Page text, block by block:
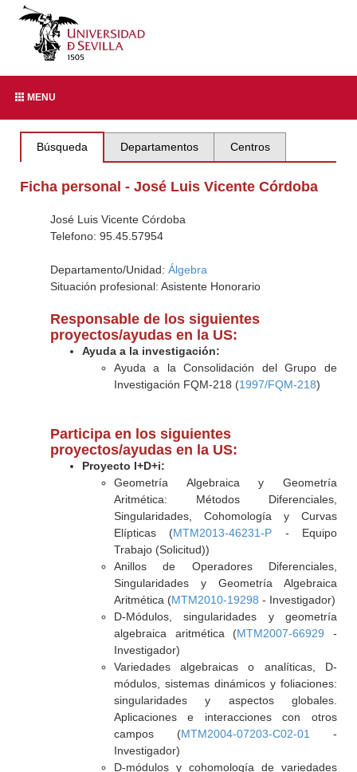
MENU
Búsqueda Departamentos Centros
Ficha personal - José Luis Vicente Córdoba
José Luis Vicente Córdoba
Telefono: 95.45.57954
Departamento/Unidad: Álgebra
Situación profesional: Asistente Honorario
Responsable de los siguientes
proyectos/ayudas en la US:
Ayuda a la investigación:
Ayuda a la Consolidación del Grupo de
Investigación FQM-218 (1997/FQM-218)
Participa en los siguientes
proyectos/ayudas en la US:
Proyecto I+D+i:
Geometría Algebraica y Geometría
Aritmética: Métodos Diferenciales,
Singularidades, Cohomología y Curvas
Elípticas (MTM2013-46231-P - Equipo
Trabajo (Solicitud))
Anillos de Operadores Diferenciales,
Singularidades y Geometría Algebraica
Aritmética (MTM2010-19298 - Investigador)
D-Módulos, singularidades y geometría
algebraica aritmética (MTM2007-66929 -
Investigador)
Variedades algebraicas o analíticas, D-
módulos, sistemas dinámicos y foliaciones:
singularidades y aspectos globales.
Aplicaciones e interacciones con otros
campos (MTM2004-07203-C02-01
-
Investigador)
D-módulos y cohomología de variedades